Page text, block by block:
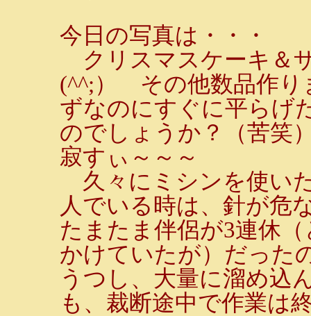
今日の写真は・・・
クリスマスケーキ＆
(^^;） その他数品作り
ずなのにすぐに平らげ
のでしょうか？（苦笑
寂すぃ～～～
久々にミシンを使い
人でいる時は、針が危
たまたま伴侶が3連休
かけていたが）だった
うつし、大量に溜め込
も、裁断途中で作業は